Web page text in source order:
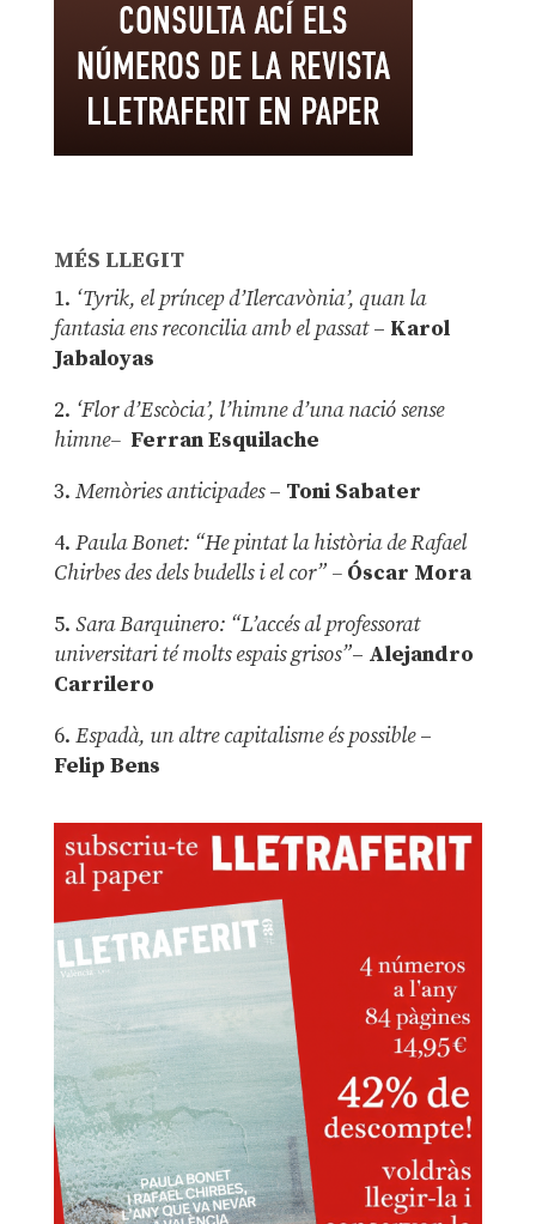
MÉS LLEGIT
1. ‘Tyrik, el príncep d’Ilercavònia’, quan la
fantasia ens reconcilia amb el passat– Karol
Jabaloyas
2. ‘Flor d’Escòcia’, l’himne d’una nació sense
himne– Ferran Esquilache
3. Memòries anticipades– Toni Sabater
4. Paula Bonet: “He pintat la història de Rafael
Chirbes des dels budells i el cor” –Óscar Mora
5. Sara Barquinero: “L’accés al professorat
universitari té molts espais grisos”– Alejandro
Carrilero
6. Espadà, un altre capitalisme és possible –
Felip Bens